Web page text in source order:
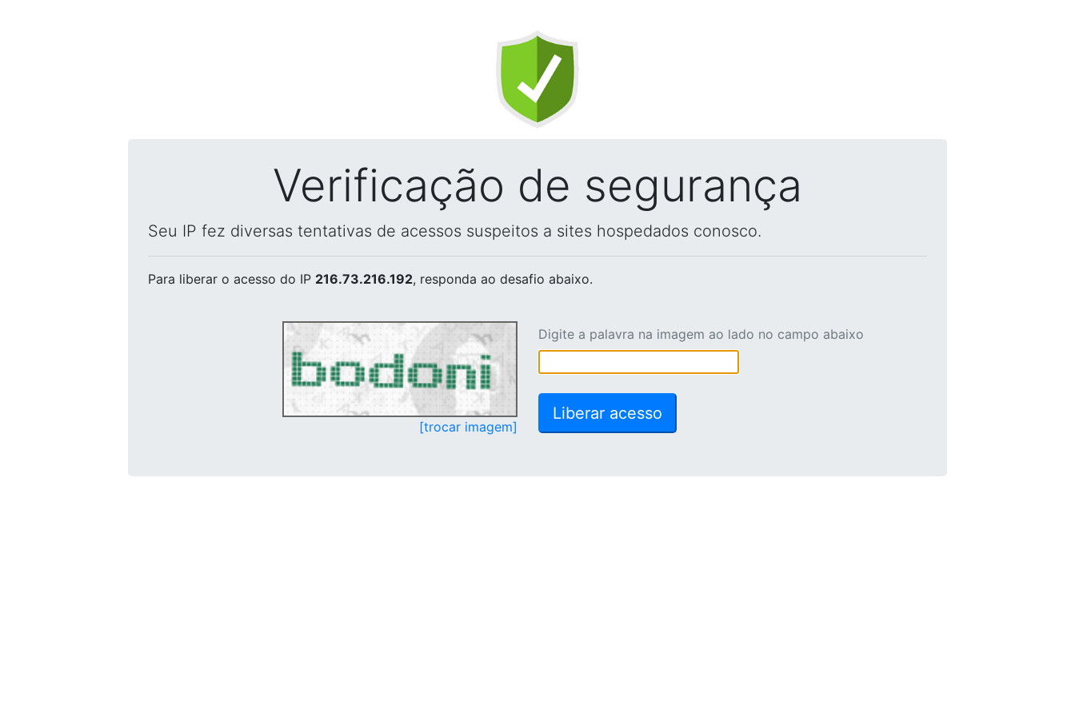
Verificação de segurança
Seu IP fez diversas tentativas de acessos suspeitos a sites hospedados conosco.
Para liberar o acesso do IP 216.73.216.192, responda ao desafio abaixo.
[trocar imagem]
Digite a palavra na imagem ao lado no campo abaixo